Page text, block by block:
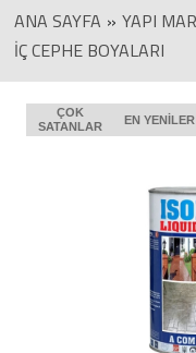
ANA SAYFA » YAPI
İÇ CEPHE BOYALARI
ÇOK
SATANLAR
EN YENILER